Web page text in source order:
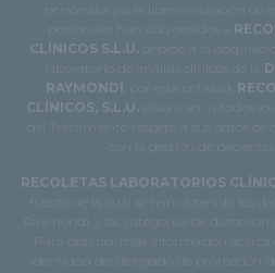
personales y a la libre circulación de
CLÍNICOS S.L.U.
debido a la
laboratorio de análisis clínicos de la
RAYMONDI , por esta entidad.
CLÍNICOS, S.L.U.
pasa a ser, a todos
del Tratamiento respeto a sus datos de
con la gestión de
RECOLETAS LABORATORIOS
fuente de la cual se han obtenido los
Raymondi, y las categorías de datos
Para obtener más información acerca
identidad del delegado de protección